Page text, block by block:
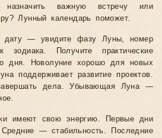
важную встречу или
Лунный календарь поможет.
дату — увидите фазу Луны, номер
Получите практические
дня. Новолуние хорошо для новых
поддерживает развитие проектов.
дела. Убывающая Луна —
имеют свою энергию. Первые дни
— стабильность. Последние